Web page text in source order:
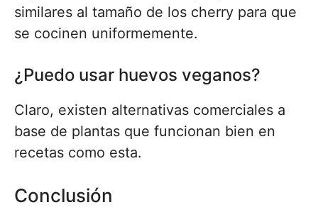
similares al tamaño de los cherry para que
se cocinen uniformemente.
¿Puedo usar huevos veganos?
Claro, existen alternativas comerciales a
base de plantas que funcionan bien en
recetas como esta.
Conclusión